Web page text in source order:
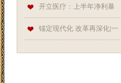
任
车展开启预售
开立医疗：上半年净利暴
跌超37%，研发加码砥砺前行
锚定现代化 改革再深化|一